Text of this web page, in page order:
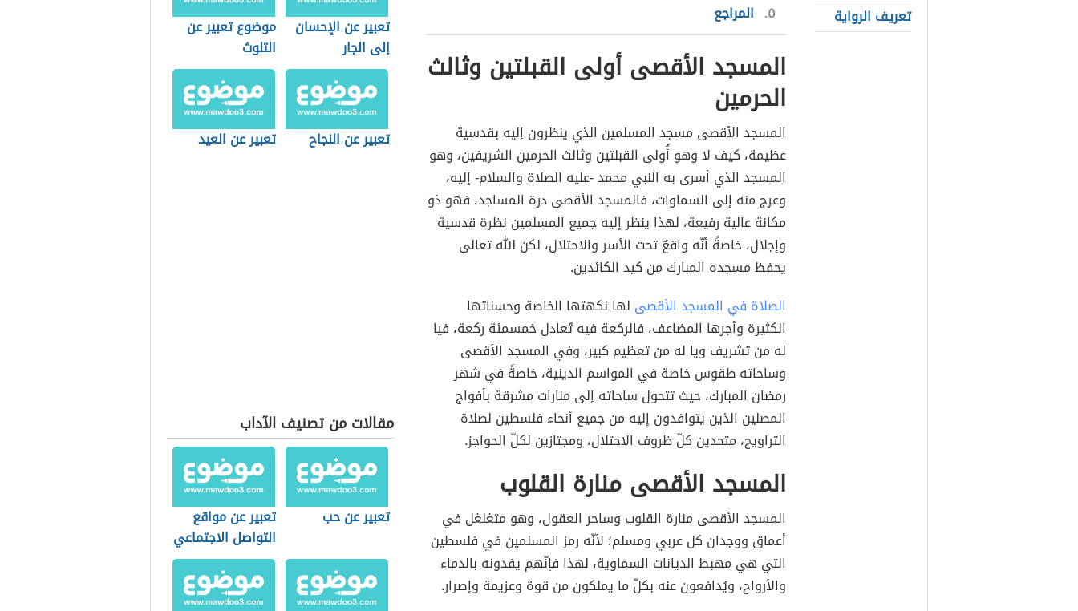
تعريف الرواية
٥ المراجع
المسجد الأقصى أولى القبلتين وثالث
الحرمين
المسجد الأقصى مسجد المسلمين الذي ينظرون إليه بقدسية
عظيمة، كيف لا وهو أُولى القبلتين وثالث الحرمين الشريفين، وهو
المسجد الذي أسرى به النبي محمد -عليه الصلاة والسلام- إليه،
وعرج منه إلى السماوات، فالمسجد الأقصى درة المساجد، فهو ذو
مكانة عالية رفيعة، لهذا ينظر إليه جميع المسلمين نظرة قدسية
وإجلال، خاصةً أنّه واقعٌ تحت الأسر والاحتلال، لكن الله تعالى
يحفظ مسجده المبارك من كيد الكائدين.
الصلاة في المسجد الأقصى لها نكهتها الخاصة وحسناتها
الكثيرة وأجرها المضاعف، فالركعة فيه تُعادل خمسمئة ركعة، فيا
له من تشريف ويا له من تعظيم كبير، وفي المسجد الأقصى
وساحاته طقوس خاصة في المواسم الدينية، خاصةً في شهر
رمضان المبارك، حيث تتحول ساحاته إلى منارات مشرقة بأفواج
المصلين الذين يتوافدون إليه من جميع أنحاء فلسطين لصلاة
التراويح، متحدين كلّ ظروف الاحتلال، ومجتازين لكلّ الحواجز.
المسجد الأقصى منارة القلوب
المسجد الأقصى منارة القلوب وساحر العقول، وهو متغلغل في
أعماق ووجدان كل عربي ومسلم؛ لأنّه رمز المسلمين في فلسطين
التي هي مهبط الديانات السماوية، لهذا فإنّهم يفدونه بالدماء
والأرواح، ويُدافعون عنه بكلّ ما يملكون من قوة وعزيمة وإصرار.
تعبير عن الإحسان
إلى الجار
موضوع تعبير عن
التلوث
تعبير عن النجاح تعبير عن العيد
مقالات من تصنيف الآداب
تعبير عن حب
تعبير عن مواقع
التواصل الاجتماعي